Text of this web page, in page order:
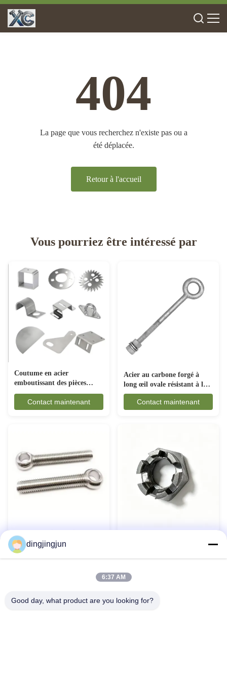
404
La page que vous recherchez n'existe pas ou a
été déplacée.
Retour à l'accueil
Vous pourriez être intéressé par
Coutume en acier
emboutissant des pièces
anticorrosion pour
l'industrie automobile
Contact maintenant
Acier au carbone forgé à
long œil ovale résistant à la
rouille pour les engins
maritimes
Contact maintenant
inoxydable 304 316 DIN444
Boulons à œil Boulon à œil
composants aérospatiaux
dingjingjun
6:37 AM
Good day, what product are you looking for?